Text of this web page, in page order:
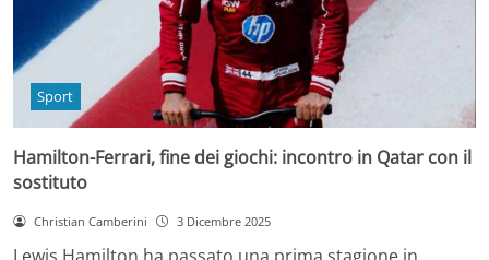
Sport
Hamilton-Ferrari, fine dei giochi: incontro in Qatar con il
sostituto
Christian Camberini 3 Dicembre 2025